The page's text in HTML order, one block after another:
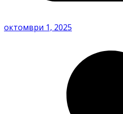
октомври 1, 2025